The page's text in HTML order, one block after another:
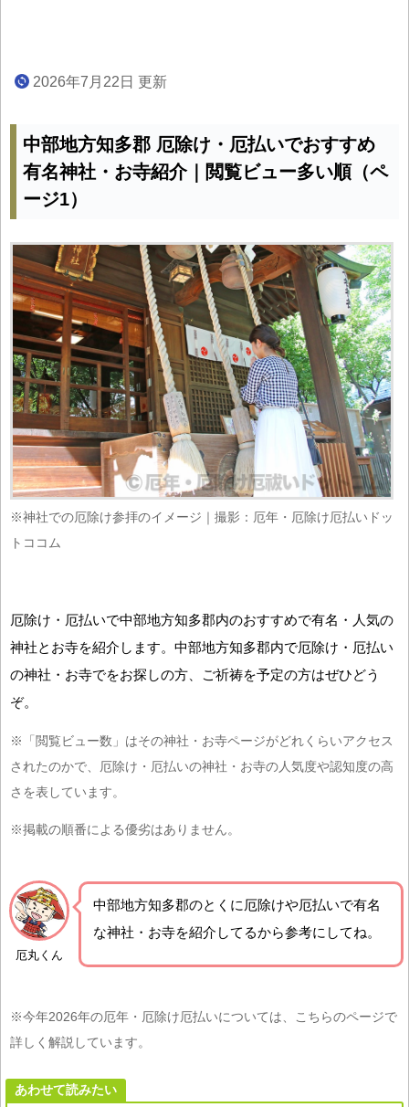
2026年7月22日 更新
中部地方知多郡 厄除け・厄払いでおすすめ
有名神社・お寺紹介｜閲覧ビュー多い順（ペ
ージ1）
※神社での厄除け参拝のイメージ｜撮影：厄年・厄除け厄払いドッ
トココム
厄除け・厄払いで中部地方知多郡内のおすすめで有名・人気の
神社とお寺を紹介します。中部地方知多郡内で厄除け・厄払い
の神社・お寺でをお探しの方、ご祈祷を予定の方はぜひどう
ぞ。
※「閲覧ビュー数」はその神社・お寺ページがどれくらいアクセス
されたのかで、厄除け・厄払いの神社・お寺の人気度や認知度の高
さを表しています。
※掲載の順番による優劣はありません。
厄丸くん
中部地方知多郡のとくに厄除けや厄払いで有名
な神社・お寺を紹介 してるから参考にしてね。
※今年2026年の厄年・厄除け厄払いについては、こちらのページで
詳しく解説しています。
あわせて読みたい